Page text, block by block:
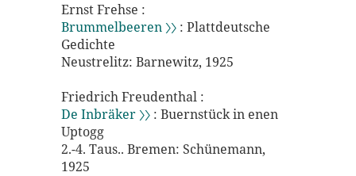
Ernst Frehse :
Brummelbeeren 〉〉 : Plattdeutsche
Gedichte
Neustrelitz: Barnewitz, 1925
Friedrich Freudenthal :
De Inbräker 〉〉 : Buernstück in enen
Uptogg
2.-4. Taus.. Bremen: Schünemann,
1925